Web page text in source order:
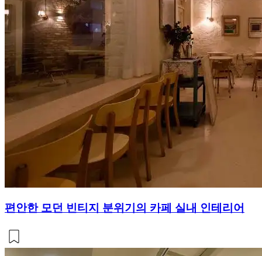
편안한 모던 빈티지 분위기의 카페 실내 인테리어